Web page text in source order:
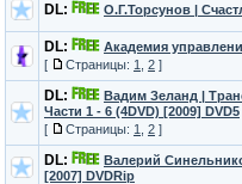
DL: О.Г.Торсунов |
DL:
Академия
[
Страницы: 1 2 ]
DL:
Вадим Зеланд |
Части 1 - 6 (4DVD) [2009] DVD5
[
Страницы: 1 2 ]
DL:
Валерий
[2007] DVDRip